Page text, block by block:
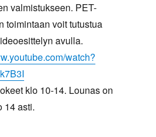
valmistukseen. PET-
toimintaan voit tutustua
avulla.
watch?
klo 10-14. Lounas on
14 asti.